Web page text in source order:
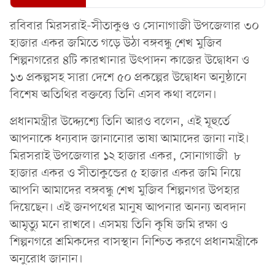
রবিবার মিরসরাই-সীতাকুণ্ড ও সোনাগাজী উপজেলার ৩০
হাজার একর জমিতে গড়ে উঠা বঙ্গবন্ধু শেখ মুজিব
শিল্পনগরের ৪টি কারখানার উৎপাদন কাজের উদ্বোধন ও
১৩ প্রকল্পসহ সারা দেশে ৫০ প্রকল্পের উদ্বোধন অনুষ্ঠানে
বিশেষ অতিথির বক্তব্যে তিনি এসব কথা বলেন।
প্রধানমন্ত্রীর উদ্দ্যেশ্যে তিনি আরও বলেন, এই মূহুর্তে
আপনাকে ধন্যবাদ জানানোর ভাষা আমাদের জানা নাই।
মিরসরাই উপজেলার ১২ হাজার একর, সোনাগাজী ৮
হাজার একর ও সীতাকুন্ডের ৫ হাজার একর জমি নিয়ে
আপনি আমাদের বঙ্গবন্ধু শেখ মুজিব শিল্পনগর উপহার
দিয়েছেন। এই জনপথের মানুষ আপনার অনন্য অবদান
আমৃত্যু মনে রাখবে। এসময় তিনি কৃষি জমি রক্ষা ও
শিল্পনগরে শ্রমিকদের বাসস্থান নিশ্চিত করণে প্রধানমন্ত্রীকে
অনুরোধ জানান।